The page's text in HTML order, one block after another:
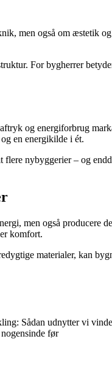
men også om
For bygherrer
og energiforbrug
en energikilde i ét.
nybyggerier – og
men også producere
komfort.
materialer, kan
Sådan udnytter vi
før